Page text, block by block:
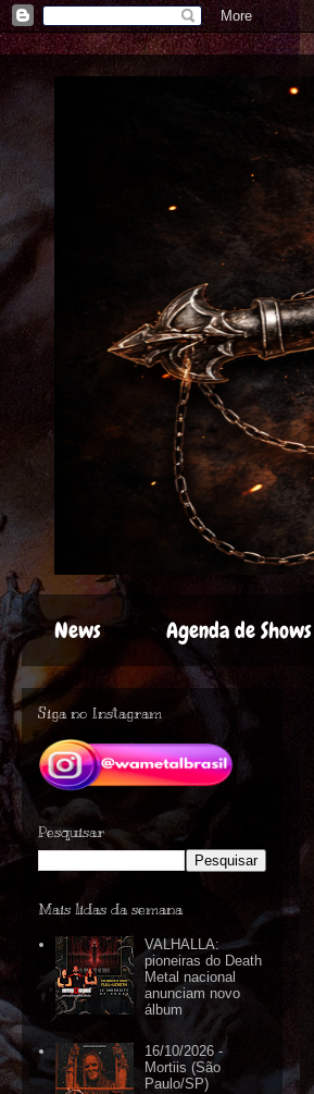
News Agenda de Shows
Siga no Instagram
Pesquisar
Mais lidas da semana
VALHALLA:
pioneiras do Death
Metal nacional
anunciam novo
álbum
16/10/2026 -
Mortiis (São
Paulo/SP)